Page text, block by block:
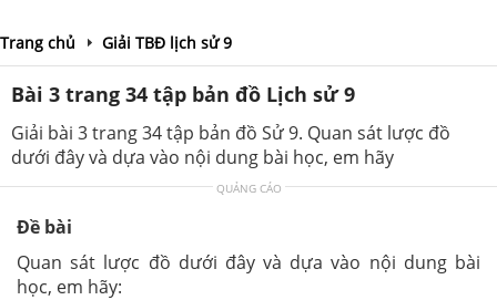
Trang chủ Giải TBĐ lịch sử 9
Bài 3 trang 34 tập bản đồ Lịch sử 9
Giải bài 3 trang 34 tập bản đồ Sử 9. Quan sát lược đồ
dưới đây và dựa vào nội dung bài học, em hãy
QUẢNG CÁO
Đề bài
Quan sát lược đồ dưới đây và dựa vào nội dung bài
học, em hãy: